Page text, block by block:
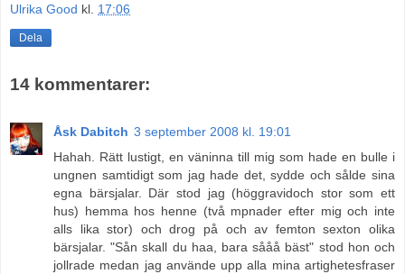
Ulrika Good kl. 17:06
Dela
14 kommentarer:
Åsk Dabitch 3 september 2008 kl. 19:01
Hahah. Rätt lustigt, en väninna till mig som hade en bulle i
ungnen samtidigt som jag hade det, sydde och sålde sina
egna bärsjalar. Där stod jag (höggravidoch stor som ett
hus) hemma hos henne (två mpnader efter mig och inte
alls lika stor) och drog på och av femton sexton olika
bärsjalar. "Sån skall du haa, bara sååå bäst" stod hon och
jollrade medan jag använde upp alla mina artighetesfraser